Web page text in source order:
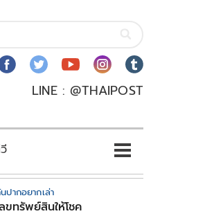
LINE : @THAIPOST
ปากอยากเล่า
ขทรัพย์สินให้โชค